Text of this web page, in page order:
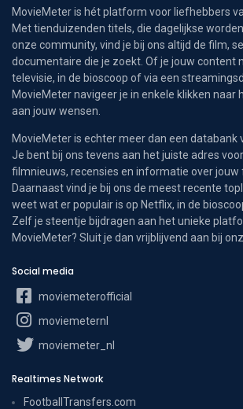
MovieMeter is hét platform voor liefhebbers
Met tienduizenden titels, die dagelijkse
onze community, vind je bij ons altijd de film,
documentaire die je zoekt. Of je jouw content
televisie, in de bioscoop of via een
MovieMeter navigeer je in enkele klikken naar
aan jouw wensen.
MovieMeter is echter meer dan een databank
Je bent bij ons tevens aan het juiste adres
filmnieuws, recensies en informatie over jouw
Daarnaast vind je bij ons de meest recente
weet wat er populair is op Netflix, in de
Zelf je steentje bijdragen aan het unieke
MovieMeter? Sluit je dan vrijblijvend aan bij
Social media
moviemeterofficial
moviemeternl
moviemeter_nl
Realtimes Network
FootballTransfers.com